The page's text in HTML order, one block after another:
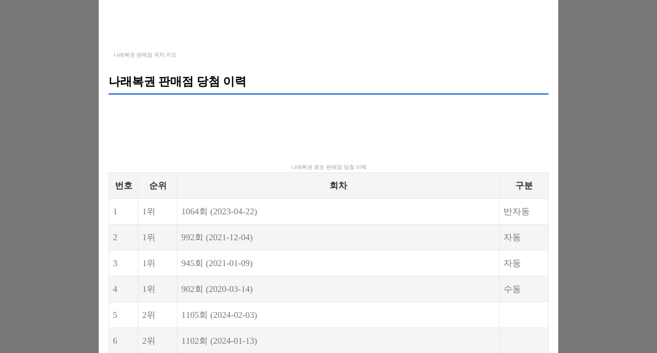
나래복권 판매점 위치 지도
나래복권 판매점 당첨 이력
나래복권 로또 판매점 당첨 이력
번호 순위 회차 구분
1 1위 1064회 (2023-04-22) 반자동
2 1위 992회 (2021-12-04) 자동
3 1위 945회 (2021-01-09) 자동
4 1위 902회 (2020-03-14) 수동
5 2위 1105회 (2024-02-03)
6 2위 1102회 (2024-01-13)